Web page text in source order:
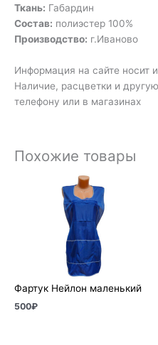
Ткань: Габардин
Состав: полиэстер 100%
Производство: г.Иваново
Информация на сайте носит
Наличие, расцветки и
телефону или в магазинах
Похожие товары
Фартук Нейлон маленький
500₽